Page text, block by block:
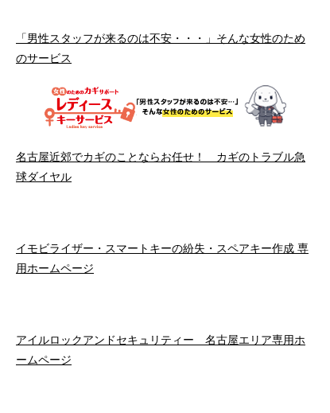
「男性スタッフが来るのは不安・・・」そんな女性のため
のサービス
名古屋近郊でカギのことならお任せ！ カギのトラブル急
球ダイヤル
イモビライザー・スマートキーの紛失・スペアキー作成 専
用ホームページ
アイルロックアンドセキュリティー 名古屋エリア専用ホ
ームページ